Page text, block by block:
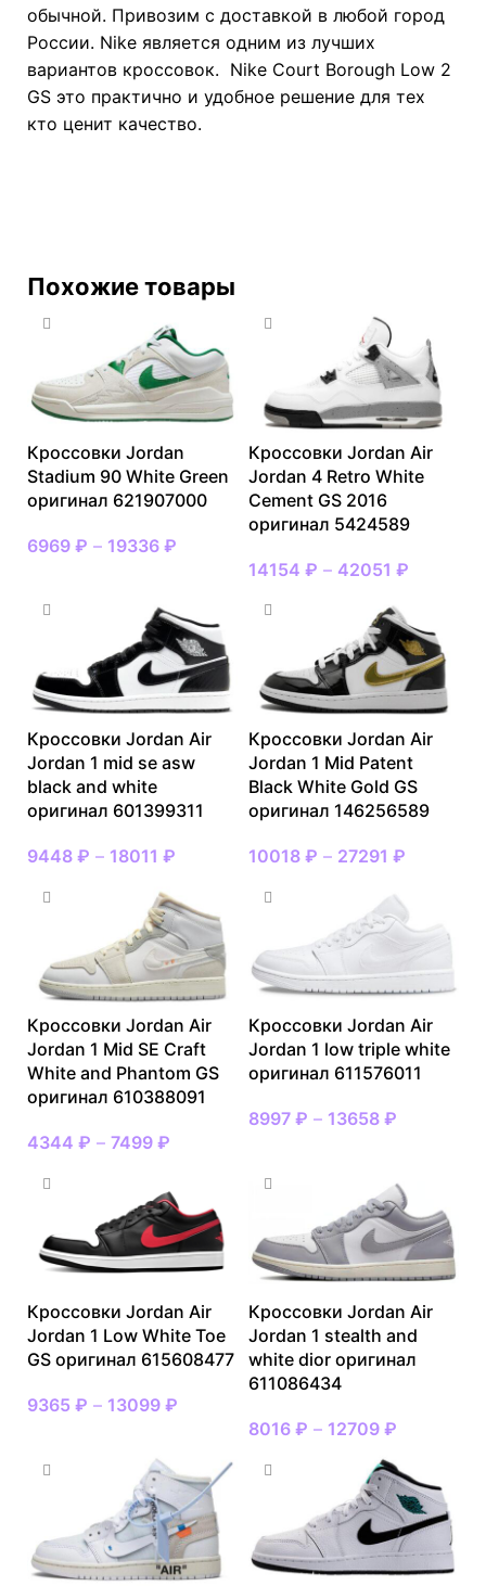
обычной. Привозим с доставкой в любой город
России. Nike является одним из лучших
вариантов кроссовок. Nike Court Borough Low 2
GS это практично и удобное решение для тех
кто ценит качество.
Похожие товары
Кроссовки Jordan
Stadium 90 White Green
оригинал 621907000
6969 ₽ – 19336 ₽
Кроссовки Jordan Air
Jordan 4 Retro White
Cement GS 2016
оригинал 5424589
14154 ₽ – 42051 ₽
Кроссовки Jordan Air
Jordan 1 mid se asw
black and white
оригинал 601399311
9448 ₽ – 18011 ₽
Кроссовки Jordan Air
Jordan 1 Mid Patent
Black White Gold GS
оригинал 146256589
10018 ₽ – 27291 ₽
Кроссовки Jordan Air
Jordan 1 Mid SE Craft
White and Phantom GS
оригинал 610388091
4344 ₽ – 7499 ₽
Кроссовки Jordan Air
Jordan 1 low triple white
оригинал 611576011
8997 ₽ – 13658 ₽
Кроссовки Jordan Air
Jordan 1 Low White Toe
GS оригинал 615608477
9365 ₽ – 13099 ₽
Кроссовки Jordan Air
Jordan 1 stealth and
white dior оригинал
611086434
8016 ₽ – 12709 ₽